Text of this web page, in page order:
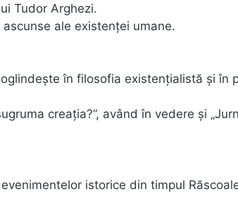
Tudor Arghezi.
ale existenței umane.
în filosofia existențialistă și în
creația?”, având în vedere și
istorice din timpul